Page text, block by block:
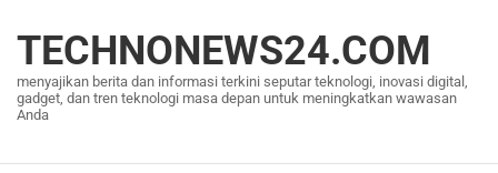
konten
(Tekan
Enter)
TECHNONEWS24.COM
menyajikan berita dan informasi terkini seputar teknologi, inovasi digital,
gadget, dan tren teknologi masa depan untuk meningkatkan wawasan
Anda